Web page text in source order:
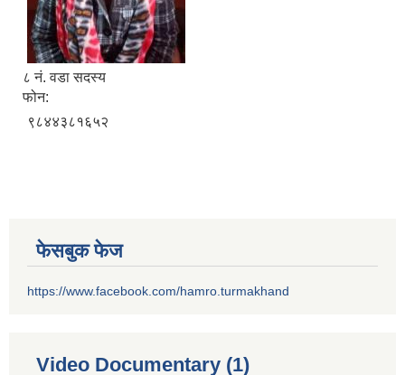
८ नं. वडा सदस्य
फोन:
९८४४३८१६५२
फेसबुक फेज
https://www.facebook.com/hamro.turmakhand
Video Documentary (1)